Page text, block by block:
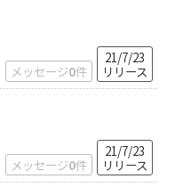
メッセージ0件
21/7/23
リリース
メッセージ0件
21/7/23
リリース